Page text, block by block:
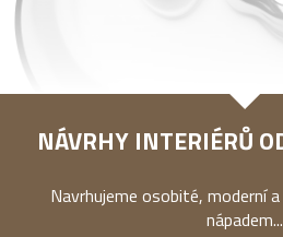
NÁVRHY INTERIÉRŮ
Navrhujeme osobité, moderní
nápadem...